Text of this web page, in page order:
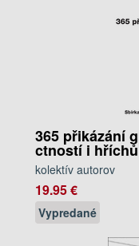
365 přikázání
ctností i
kolektív autorov
19.95 €
Vypredané